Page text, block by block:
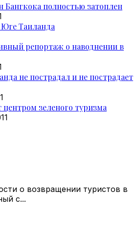
Бангкока полностью затоплен
Таиланда
репортаж о наводнении в
не пострадал и не пострадает
центром зеленого туризма
о возвращении туристов в
с...